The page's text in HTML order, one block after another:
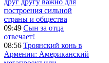
построения сильной
страны и общества
09:49 Сын за отца
отвечает!
08:56 Троянский конь в
Армении: Американский